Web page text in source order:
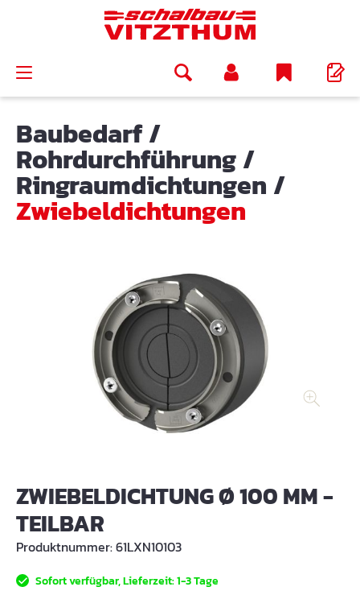
Baubedarf/
Rohrdurchführung/
Ringraumdichtungen /
Zwiebeldichtungen
Bildergalerie überspringen
ZWIEBELDICHTUNG Ø 100 MM -
TEILBAR
Produktnummer:61LXN10103
Sofort verfügbar, Lieferzeit: 1-3 Tage